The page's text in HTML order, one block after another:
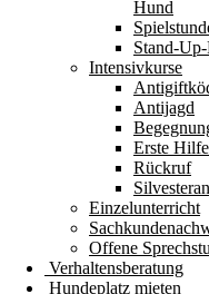
Hund
Stand-
Intensivkurse
Antijagd
Erste
Rückruf
Einzelunterricht
Offene
Verhaltensberatung
Hundeplatz mieten